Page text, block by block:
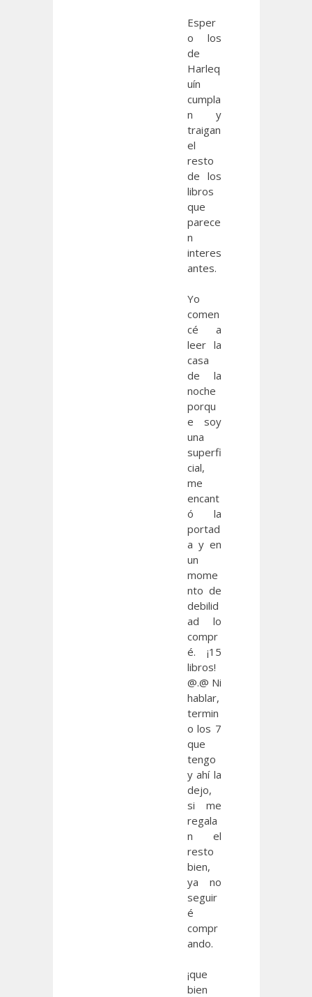
Esper
o los
de
Harleq
uín
cumpla
n y
traigan
el
resto
de los
libros
que
parece
n
interes
antes.
Yo
comen
cé a
leer la
casa
de la
noche
porqu
e soy
una
superfi
cial,
me
encant
ó la
portad
a y en
un
mome
nto de
debilid
ad lo
compr
é. ¡15
libros!
@.@ Ni
hablar,
termin
o los 7
que
tengo
y ahí la
dejo,
si me
regala
n el
resto
bien,
ya no
seguir
é
compr
ando.
¡que
bien